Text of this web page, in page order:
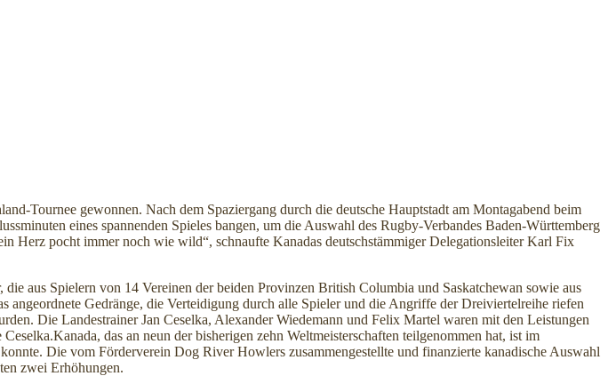
Tournee gewonnen. Nach dem Spaziergang durch die deutsche Hauptstadt am Montagabend beim
eines spannenden Spieles bangen, um die Auswahl des Rugby-Verbandes Baden-Württemberg
pocht immer noch wie wild“, schnaufte Kanadas deutschstämmiger Delegationsleiter Karl Fix
aus Spielern von 14 Vereinen der beiden Provinzen British Columbia und Saskatchewan sowie aus
angeordnete Gedränge, die Verteidigung durch alle Spieler und die Angriffe der Dreiviertelreihe riefen
Die Landestrainer Jan Ceselka, Alexander Wiedemann und Felix Martel waren mit den Leistungen
Ceselka.Kanada, das an neun der bisherigen zehn Weltmeisterschaften teilgenommen hat, ist im
Die vom Förderverein Dog River Howlers zusammengestellte und finanzierte kanadische Auswahl
zwei Erhöhungen.